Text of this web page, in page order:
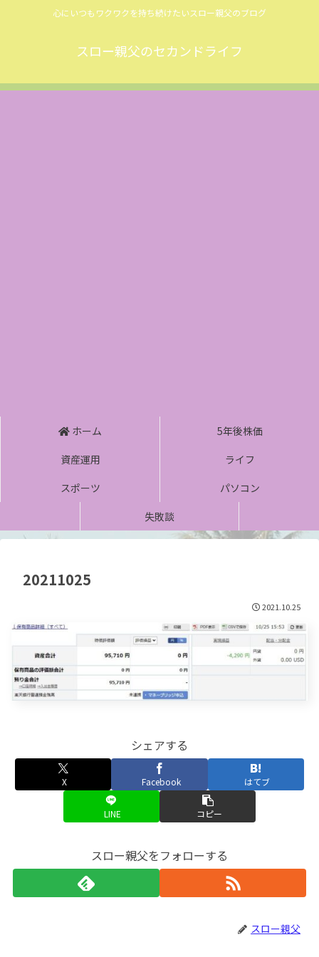
心にいつもワクワクを持ち続けたいスロー親父のブログ
スロー親父のセカンドライフ
ホーム
5年後株価
資産運用
ライフ
スポーツ
パソコン
失敗談
20211025
2021.10.25
シェアする
X Facebook はてブ
LINE コピー
スロー親父をフォローする
スロー親父